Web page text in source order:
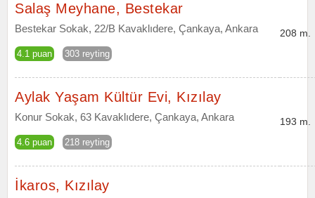
Salaş Meyhane, Bestekar
Bestekar Sokak, 22/B Kavaklıdere, Çankaya, Ankara
4.1 puan 303 reyting
208 m.
Aylak Yaşam Kültür Evi, Kızılay
Konur Sokak, 63 Kavaklıdere, Çankaya, Ankara
4.6 puan 218 reyting
193 m.
İkaros, Kızılay